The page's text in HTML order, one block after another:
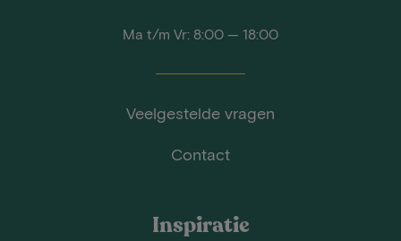
Ma t/m Vr: 8:00 — 18:00
Veelgestelde vragen
Contact
Inspiratie